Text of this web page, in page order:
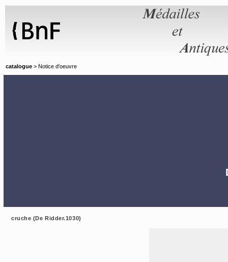
catalogue > Notice d'oeuvre
cruche (De Ridder.1030)